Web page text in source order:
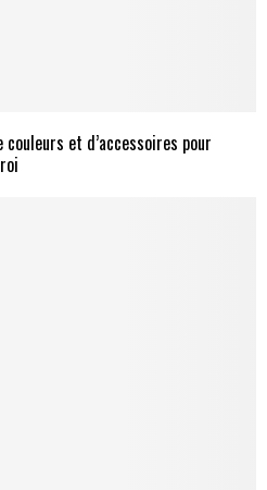
et d’accessoires pour